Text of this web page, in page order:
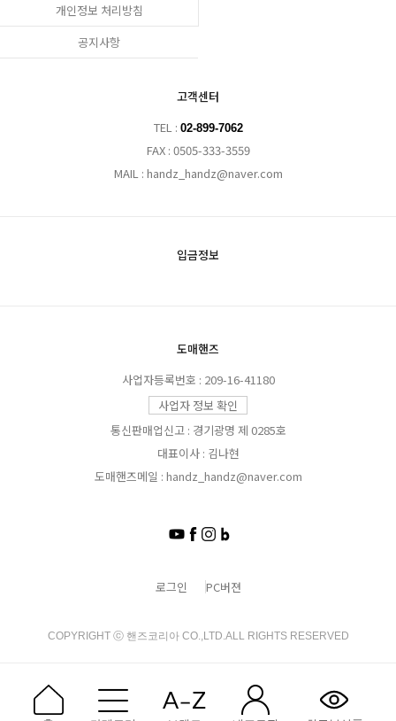
개인정보 처리방침
공지사항
고객센터
TEL : 02-899-7062
FAX : 0505-333-3559
MAIL : handz_handz@naver.com
입금정보
도매핸즈
사업자등록번호 : 209-16-41180
사업자 정보 확인
통신판매업신고 : 경기광명 제 0285호
대표이사 : 김나현
도매핸즈메일 : handz_handz@naver.com
로그인 PC버젼
COPYRIGHT ⓒ 핸즈코리아 CO.,LTD.ALL RIGHTS RESERVED